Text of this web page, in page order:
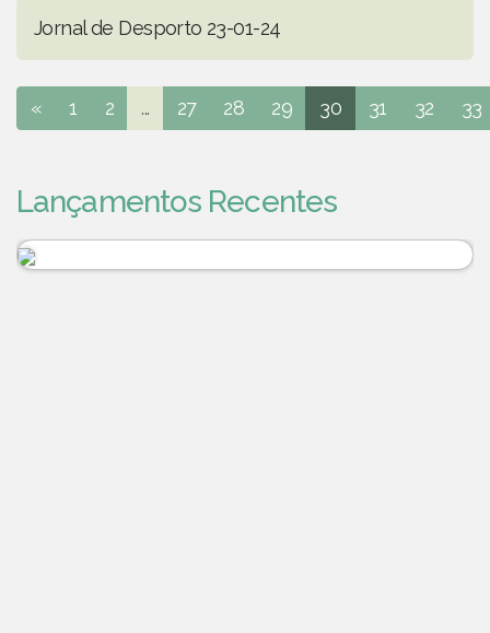
Jornal de Desporto 23-01-24
« 1 2 ... 27 28 29 30 31 32 33
Lançamentos Recentes